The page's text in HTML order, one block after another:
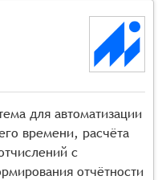
для автоматизации
времени, расчёта
с
отчётности